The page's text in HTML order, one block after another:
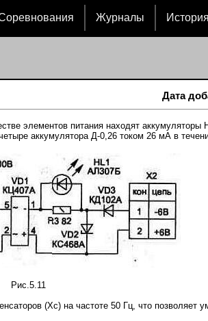
Журналы История
Дата
элементов питания находят
аккумулятора Д-0,26 током 26 мА в
Рис.5.11
(Хс) на частоте 50 Гц, что позволяет